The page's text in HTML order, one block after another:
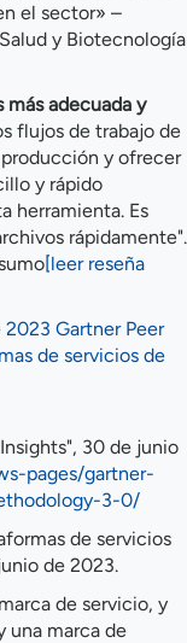
el sector» –
y Biotecnología
adecuada y
flujos de trabajo de
y ofrecer
y rápido
herramienta. Es
rápidamente".
[leer reseña
2023 Gartner Peer
de servicios de
30 de junio
pages/gartner-
3-0/
de servicios
de 2023.
de servicio, y
una marca de